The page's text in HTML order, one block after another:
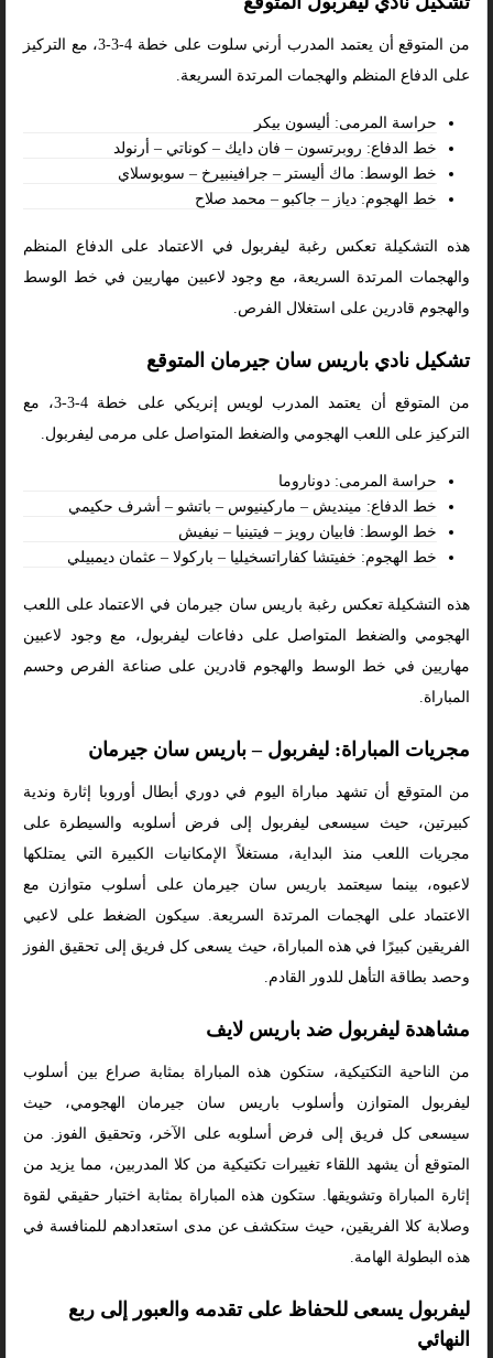
من المتوقع أن يعتمد المدرب أرني سلوت على خطة 4-3-3، مع التركيز
على الدفاع المنظم والهجمات المرتدة السريعة.
حراسة المرمى: أليسون بيكر
خط الدفاع: روبرتسون – فان دايك – كوناتي – أرنولد
خط الوسط: ماك أليستر – جرافينبيرخ – سوبوسلاي
خط الهجوم: دياز – جاكبو – محمد صلاح
هذه التشكيلة تعكس رغبة ليفربول في الاعتماد على الدفاع المنظم
والهجمات المرتدة السريعة، مع وجود لاعبين مهاريين في خط الوسط
والهجوم قادرين على استغلال الفرص.
تشكيل نادي باريس سان جيرمان المتوقع
من المتوقع أن يعتمد المدرب لويس إنريكي على خطة 4-3-3، مع
التركيز على اللعب الهجومي والضغط المتواصل على مرمى ليفربول.
حراسة المرمى: دوناروما
خط الدفاع: مينديش – ماركينيوس – باتشو – أشرف حكيمي
خط الوسط: فابيان رويز – فيتينيا – نيفيش
خط الهجوم: خفيتشا كفاراتسخيليا – باركولا – عثمان ديمبيلي
هذه التشكيلة تعكس رغبة باريس سان جيرمان في الاعتماد على اللعب
الهجومي والضغط المتواصل على دفاعات ليفربول، مع وجود لاعبين
مهاريين في خط الوسط والهجوم قادرين على صناعة الفرص وحسم
المباراة.
مجريات المباراة: ليفربول – باريس سان جيرمان
من المتوقع أن تشهد مباراة اليوم في دوري أبطال أوروبا إثارة وندية
كبيرتين، حيث سيسعى ليفربول إلى فرض أسلوبه والسيطرة على
مجريات اللعب منذ البداية، مستغلاً الإمكانيات الكبيرة التي يمتلكها
لاعبوه، بينما سيعتمد باريس سان جيرمان على أسلوب متوازن مع
الاعتماد على الهجمات المرتدة السريعة. سيكون الضغط على لاعبي
الفريقين كبيرًا في هذه المباراة، حيث يسعى كل فريق إلى تحقيق الفوز
وحصد بطاقة التأهل للدور القادم.
مشاهدة ليفربول ضد باريس لايف
من الناحية التكتيكية، ستكون هذه المباراة بمثابة صراع بين أسلوب
ليفربول المتوازن وأسلوب باريس سان جيرمان الهجومي، حيث
سيسعى كل فريق إلى فرض أسلوبه على الآخر، وتحقيق الفوز. من
المتوقع أن يشهد اللقاء تغييرات تكتيكية من كلا المدربين، مما يزيد من
إثارة المباراة وتشويقها. ستكون هذه المباراة بمثابة اختبار حقيقي لقوة
وصلابة كلا الفريقين، حيث ستكشف عن مدى استعدادهم للمنافسة في
هذه البطولة الهامة.
ليفربول يسعى للحفاظ على تقدمه والعبور إلى ربع
النهائي